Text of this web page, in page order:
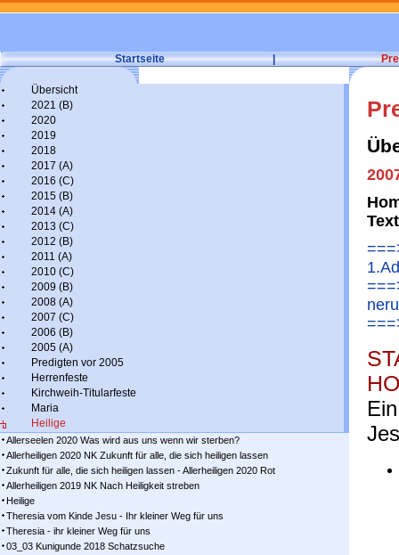
Startseite |
Übersicht
2021 (B)
2020
2019
2018
2017 (A)
2016 (C)
2015 (B)
2014 (A)
2013 (C)
2012 (B)
2011 (A)
2010 (C)
2009 (B)
2008 (A)
2007 (C)
2006 (B)
2005 (A)
Predigten vor 2005
Herrenfeste
Kirchweih-Titularfeste
Maria
Heilige
Allerseelen 2020 Was wird aus uns wenn wir sterben?
Allerheiligen 2020 NK Zukunft für alle, die sich heiligen lassen
Zukunft für alle, die sich heiligen lassen - Allerheiligen 2020 Rot
Allerheiligen 2019 NK Nach Heiligkeit streben
Heilige
Theresia vom Kinde Jesu - Ihr kleiner Weg für uns
Theresia - ihr kleiner Weg für uns
03_03 Kunigunde 2018 Schatzsuche